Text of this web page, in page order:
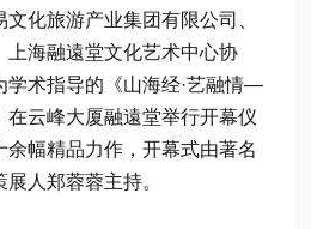
化旅游产业集团有限公司、
上海融遠堂文化艺术中心协
学术指导的《山海经·艺融情—
在云峰大厦融遠堂举行开幕仪
幅精品力作，开幕式由著名
人郑蓉蓉主持。